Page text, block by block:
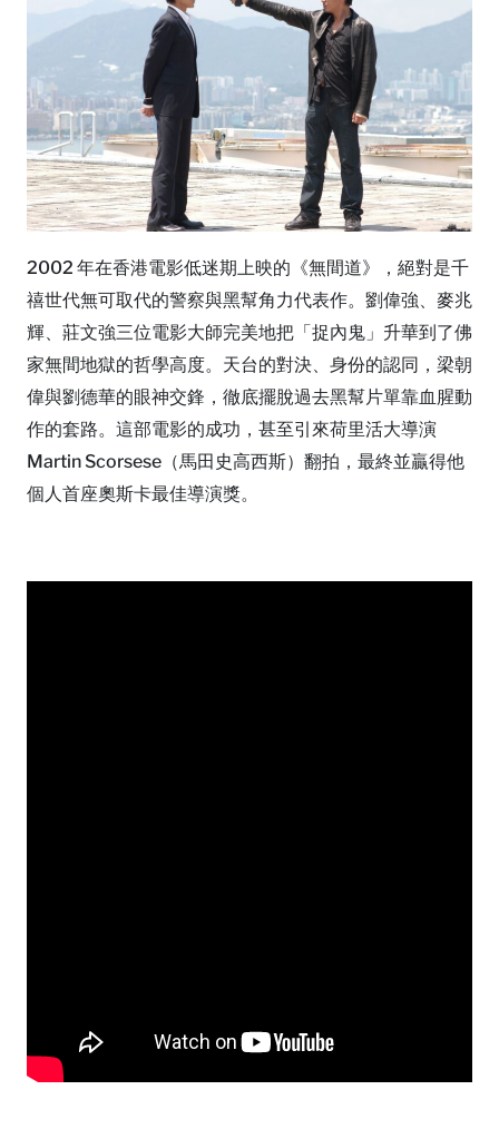
2002 年在香港電影低迷期上映的《無間道》，絕對是千
禧世代無可取代的警察與黑幫角力代表作。劉偉強、麥兆
輝、莊文強三位電影大師完美地把「捉內鬼」升華到了佛
家無間地獄的哲學高度。天台的對決、身份的認同，梁朝
偉與劉德華的眼神交鋒，徹底擺脫過去黑幫片單靠血腥動
作的套路。這部電影的成功，甚至引來荷里活大導演
Martin Scorsese（馬田史高西斯）翻拍，最終並贏得他
個人首座奧斯卡最佳導演獎。